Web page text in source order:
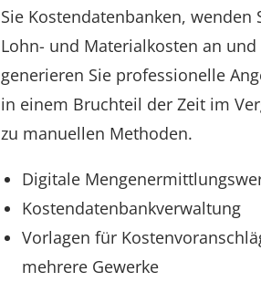
Sie Kostendatenbanken, wenden
Lohn- und Materialkosten an und
generieren Sie professionelle
in einem Bruchteil der Zeit im
zu manuellen Methoden.
Digitale
Kostendatenbankverwaltung
Vorlagen für
mehrere Gewerke